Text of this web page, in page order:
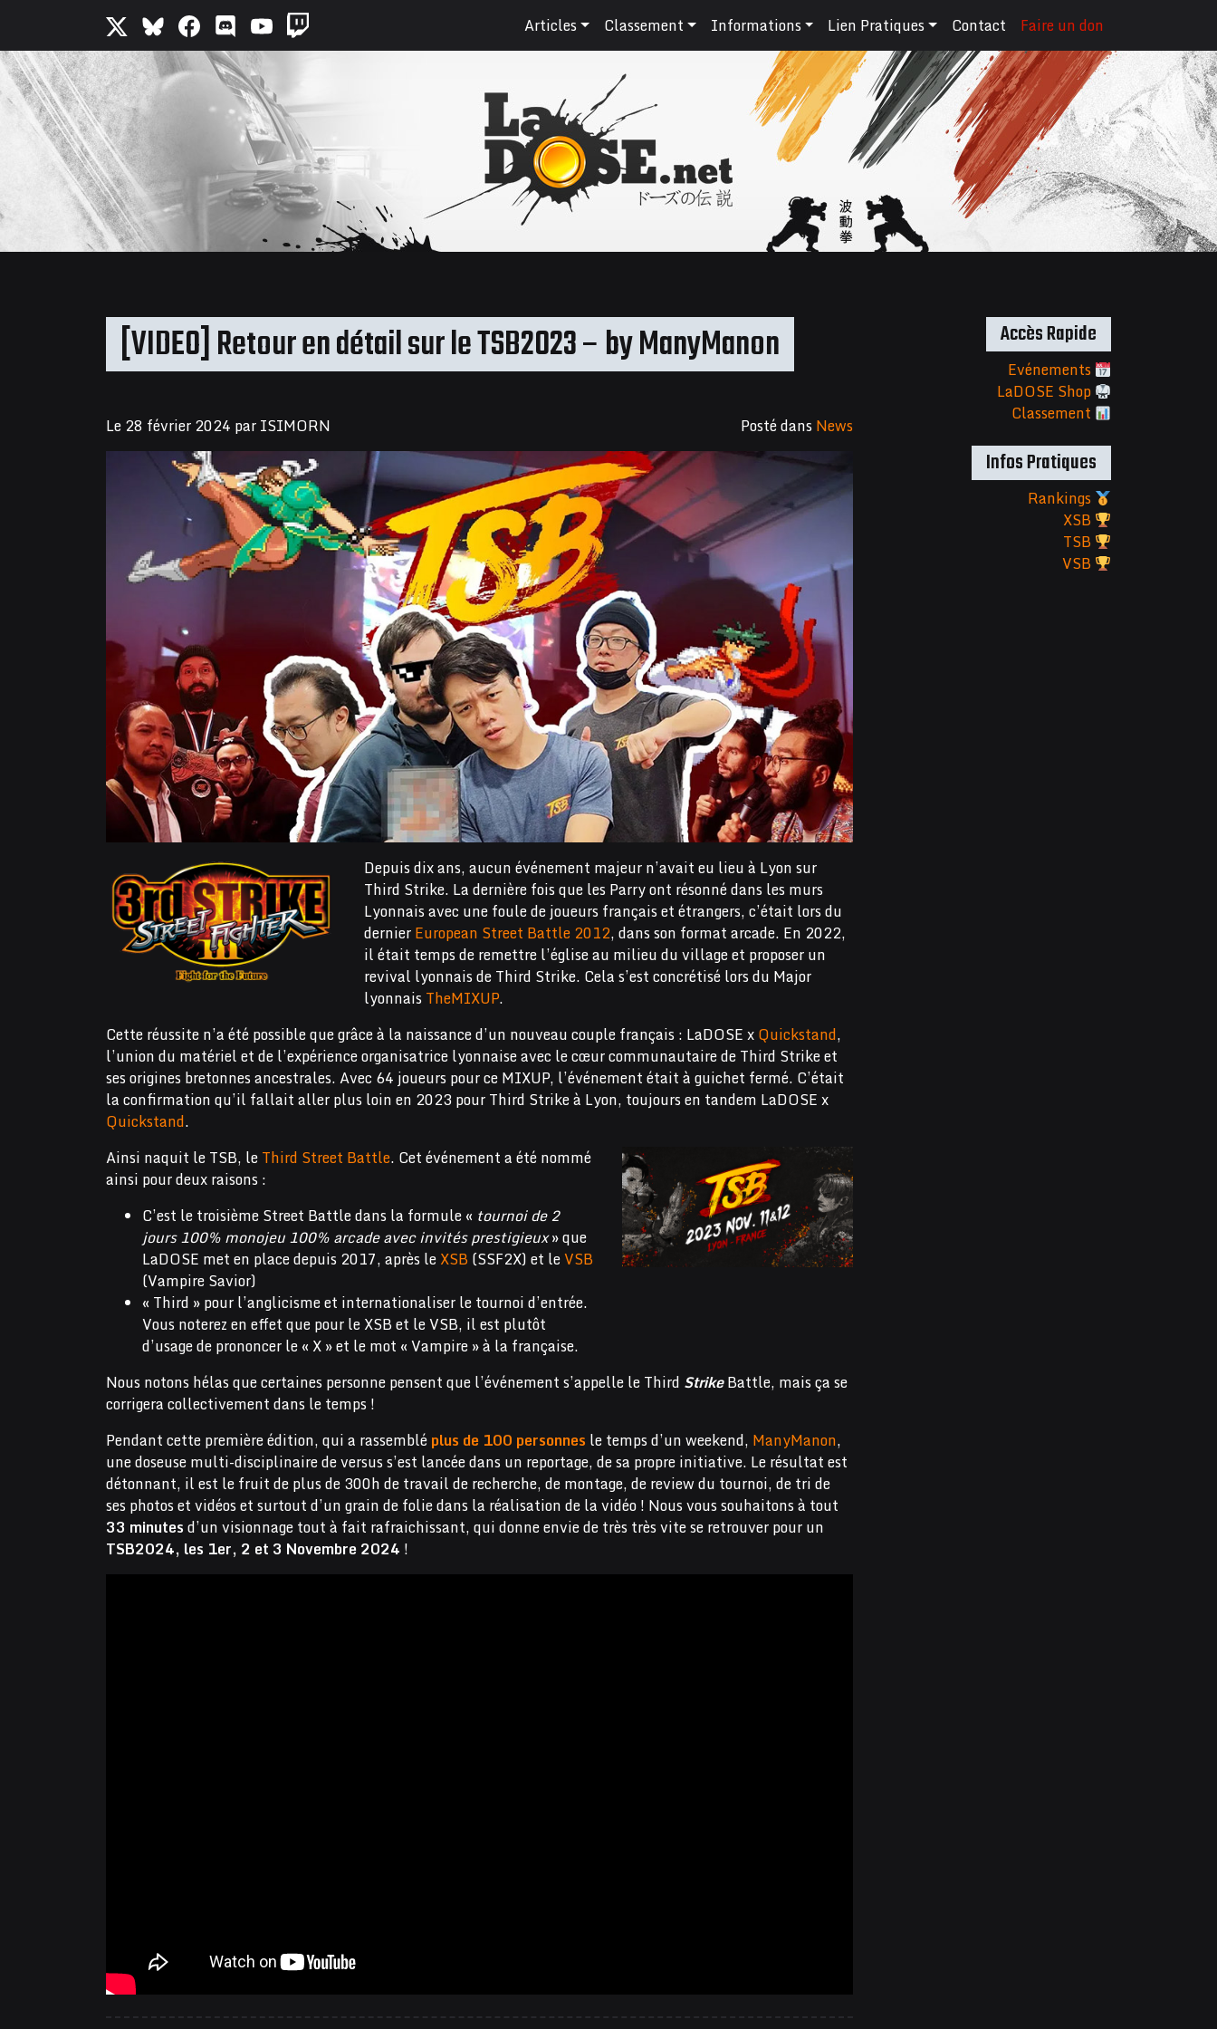
Articles Classement Informations Lien Pratiques Contact Faire un don
[VIDEO] Retour en détail sur le TSB2023 – by ManyManon
Le28 février 2024 parISIMORN Posté dansNews
Depuis dix ans, aucun événement majeur n’avait eu lieu à Lyon sur
Third Strike. La dernière fois que les Parry ont résonné dans les murs
Lyonnais avec une foule de joueurs français et étrangers, c’était lors du
dernierEuropean Street Battle 2012, dans son format arcade. En 2022,
il était temps de remettre l’église au milieu du village et proposer un
revival lyonnais de Third Strike. Cela s’est concrétisé lors du Major
lyonnaisTheMIXUP.
Cette réussite n’a été possible que grâce à la naissance d’un nouveau couple français : LaDOSE xQuickstand,
l’union du matériel et de l’expérience organisatrice lyonnaise avec le cœur communautaire de Third Strike et
ses origines bretonnes ancestrales. Avec 64 joueurs pour ce MIXUP, l’événement était à guichet fermé. C’était
la confirmation qu’il fallait aller plus loin en 2023 pour Third Strike à Lyon, toujours en tandem LaDOSE x
Quickstand.
Ainsi naquit le TSB, leThird Street Battle. Cet événement a été nommé
ainsi pour deux raisons :
C’est le troisième Street Battle dans la formule « tournoi de 2
jours 100% monojeu 100% arcade avec invités prestigieux» que
LaDOSE met en place depuis 2017, après leXSB(SSF2X) et leVSB
(Vampire Savior)
« Third » pour l’anglicisme et internationaliser le tournoi d’entrée.
Vous noterez en effet que pour le XSB et le VSB, il est plutôt
d’usage de prononcer le « X » et le mot « Vampire » à la française.
Nous notons hélas que certaines personne pensent que l’événement s’appelle le Third StrikeBattle, mais ça se
corrigera collectivement dans le temps !
Pendant cette première édition, qui a rassembléplus de 100 personnes le temps d’un weekend, ManyManon,
une doseuse multi-disciplinaire de versus s’est lancée dans un reportage, de sa propre initiative. Le résultat est
détonnant, il est le fruit de plus de 300h de travail de recherche, de montage, de review du tournoi, de tri de
ses photos et vidéos et surtout d’un grain de folie dans la réalisation de la vidéo ! Nous vous souhaitons à tout
33 minutesd’un visionnage tout à fait rafraichissant, qui donne envie de très très vite se retrouver pour un
TSB2024, les 1er, 2 et 3 Novembre 2024 !
Accès Rapide
Evénements
LaDOSE Shop
Classement
Infos Pratiques
Rankings
XSB
TSB
VSB